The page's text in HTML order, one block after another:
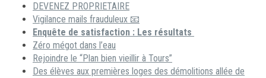
DEVENEZ PROPRIETAIRE
Vigilance mails frauduleux 📧
Enquête de satisfaction : Les résultats
Zéro mégot dans l’eau
Rejoindre le “Plan bien vieillir à Tours”
Des élèves aux premières loges des démolitions allée de